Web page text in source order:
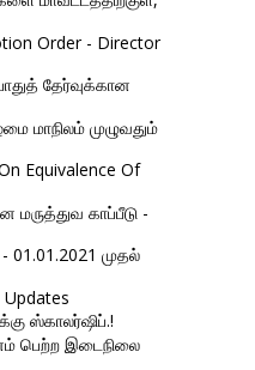
Order - Director
தேர்வுக்கான
மாநிலம் முழுவதும்
Equivalence Of
மருத்துவ காப்பீடு -
01.01.2021 முதல்
ஸ்காலர்ஷிப்.!
பெற்ற இடைநிலை